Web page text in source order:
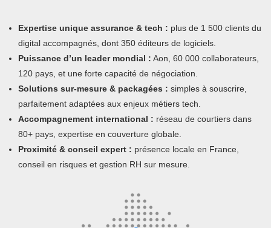
Expertise unique assurance & tech : plus de 1 500 clients du
digital accompagnés, dont 350 éditeurs de logiciels.
Puissance d’un leader mondial : Aon, 60 000 collaborateurs,
120 pays, et une forte capacité de négociation.
Solutions sur-mesure & packagées : simples à souscrire,
parfaitement adaptées aux enjeux métiers tech.
Accompagnement international : réseau de courtiers dans
80+ pays, expertise en couverture globale.
Proximité & conseil expert : présence locale en France,
conseil en risques et gestion RH sur mesure.